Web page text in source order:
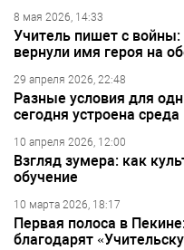
8 мая 2026, 14:33
Учитель пишет с
вернули имя героя на
29 апреля 2026, 22:48
Разные условия для
сегодня устроена
10 апреля 2026, 12:00
Взгляд зумера: как
обучение
10 марта 2026, 18:17
Первая полоса в
благодарят